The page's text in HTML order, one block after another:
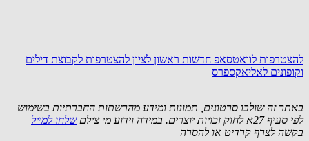
להצטרפות לוואטסאפ חדשות ראשון לציון להצטרפות לקבוצת דילים
וקופונים לאליאקספרס
באתר זה שולבו סרטונים, תמונות ומידע מהרשתות החברתיות בשימוש
לפי סעיף 27א לחוק זכויות יוצרים. במידה וידוע מי צילם
שלחו למייל
בקשה לצרף קרדיט או להסרה